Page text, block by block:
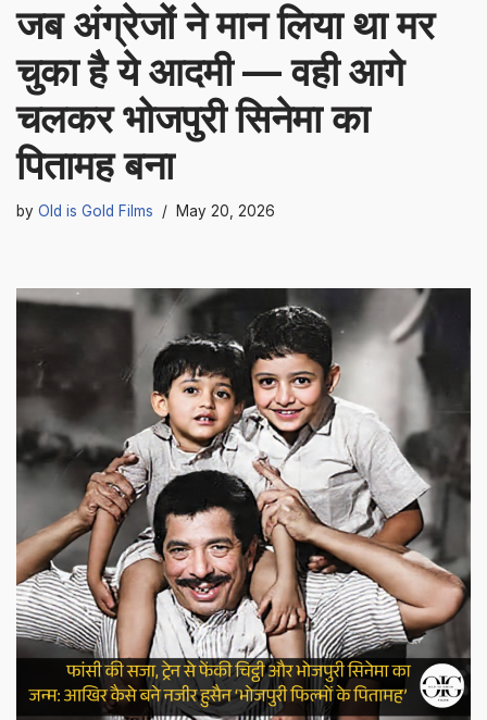
जब अंग्रेजों ने मान लिया था मर
चुका है ये आदमी — वही आगे
चलकर भोजपुरी सिनेमा का
पितामह बना
by Old is Gold Films May 20, 2026